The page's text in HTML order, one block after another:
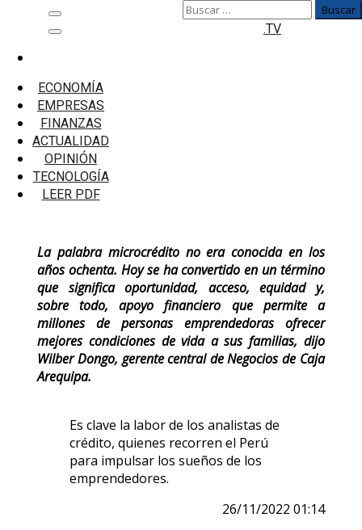
Menú
principal
ECONOMÍA
EMPRESAS
FINANZAS
ACTUALIDAD
OPINIÓN
TECNOLOGÍA
LEER PDF
Buscar:
.TV
Caja Arequipa celebra 32 aniversario de su
primer crédito Mype
Caja Arequipa celebra 32 aniversario de
su primer crédito Mype
La palabra microcrédito no era conocida en los
años ochenta. Hoy se ha convertido en un término
que significa oportunidad, acceso, equidad y,
sobre todo, apoyo financiero que permite a
millones de personas emprendedoras ofrecer
mejores condiciones de vida a sus familias, dijo
Wilber Dongo, gerente central de Negocios de Caja
Arequipa.
Es clave la labor de los analistas de
crédito, quienes recorren el Perú
para impulsar los sueños de los
emprendedores.
26/11/2022 01:14